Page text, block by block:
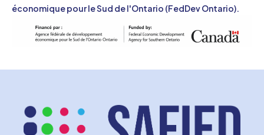
économique pour le Sud de l'Ontario (FedDev Ontario).